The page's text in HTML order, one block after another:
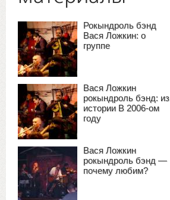
Рокындроль бэнд
Вася Ложкин: о
группе
Вася Ложкин
рокындроль бэнд: из
истории В 2006-ом
году
Вася Ложкин
рокындроль бэнд —
почему любим?